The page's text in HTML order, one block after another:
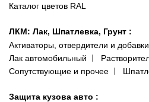
Каталог цветов RAL
ЛКМ: Лак, Шпатлевка, Грунт :
Активаторы, отвердители и добавки
Лак автомобильный
Сопутствующие и прочее
Защита кузова авто :